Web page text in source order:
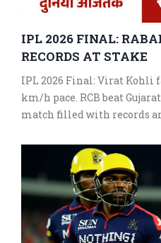
IPL 2026 FINAL:
RECORDS AT STAKE
IPL 2026 Final: Virat Kohli
km/h pace. RCB beat
match filled with records